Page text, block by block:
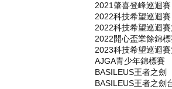
2021肇喜登峰巡迴賽
2022科技希望巡迴賽
2022科技希望巡迴
2022開心盃業餘錦標
2023科技希望巡迴
AJGA青少年錦標賽
BASILEUS王者之劍